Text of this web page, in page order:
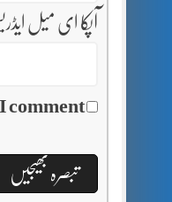
آپکا ای میل
comment.